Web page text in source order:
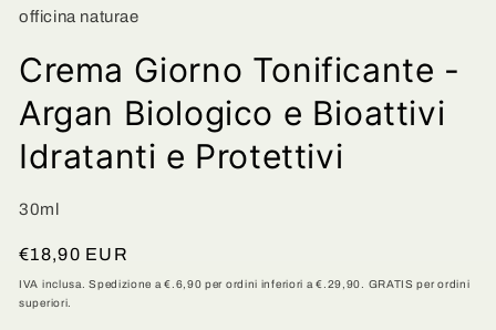
in
modale
officina naturae
Crema Giorno Tonificante -
Argan Biologico e Bioattivi
Idratanti e Protettivi
30ml
Prezzo
di
listino
€18,90 EUR
IVA inclusa. Spedizione a €.6,90 per ordini inferiori a €.29,90. GRATIS per ordini
superiori.